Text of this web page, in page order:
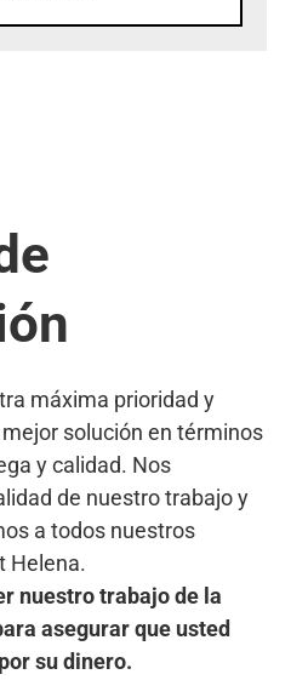
máxima prioridad y
solución en términos
y calidad. Nos
de nuestro trabajo y
a todos nuestros
Helena.
nuestro trabajo de la
asegurar que usted
su dinero.